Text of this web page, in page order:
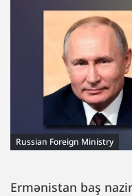
Russian Foreign Ministry
Ermənistan baş